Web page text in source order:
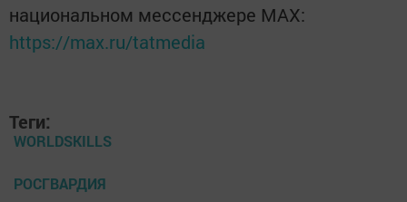
национальном мессенджере MАХ:
https://max.ru/tatmedia
Теги:
WORLDSKILLS
РОСГВАРДИЯ